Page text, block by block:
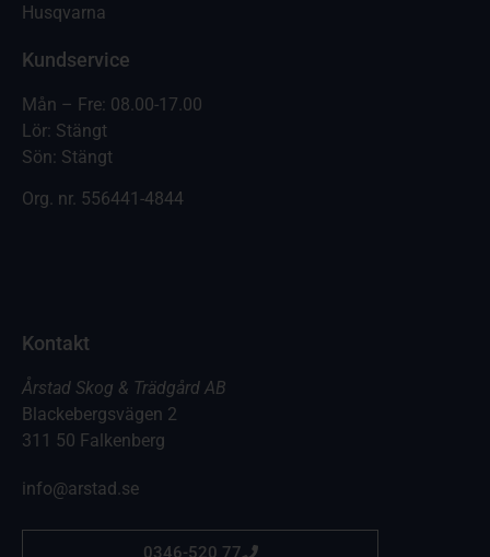
Husqvarna
Kundservice
Mån – Fre: 08.00-17.00
Lör: Stängt
Sön: Stängt
Org. nr. 556441-4844
Kontakt
Årstad Skog & Trädgård AB
Blackebergsvägen 2
311 50 Falkenberg
info@arstad.se
0346-520 77